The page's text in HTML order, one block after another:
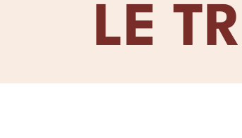
LE